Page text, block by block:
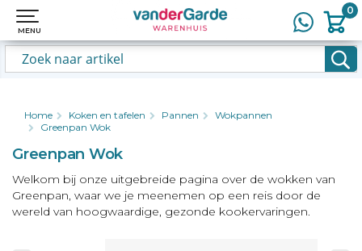
0
MENU
0
MENU
Home Koken en tafelen Pannen
Wokpannen
Greenpan Wok
Greenpan Wok
Welkom bij onze uitgebreide pagina over de wokken van
Greenpan, waar we je meenemen op een reis door de
wereld van hoogwaardige, gezonde kookervaringen.